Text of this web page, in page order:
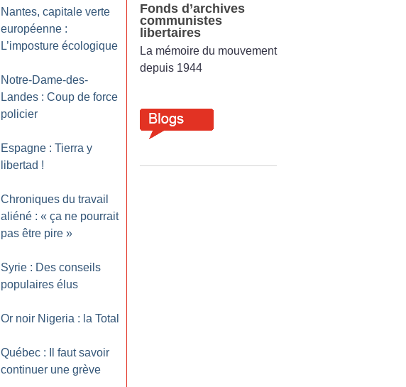
Nantes, capitale verte
européenne :
L’imposture écologique
Notre-Dame-des-
Landes : Coup de force
policier
Espagne : Tierra y
libertad !
Chroniques du travail
aliéné : « ça ne pourrait
pas être pire »
Syrie : Des conseils
populaires élus
Or noir Nigeria : la Total
Québec : Il faut savoir
continuer une grève
Fonds d’archives
communistes
libertaires
La mémoire du mouvement
depuis 1944